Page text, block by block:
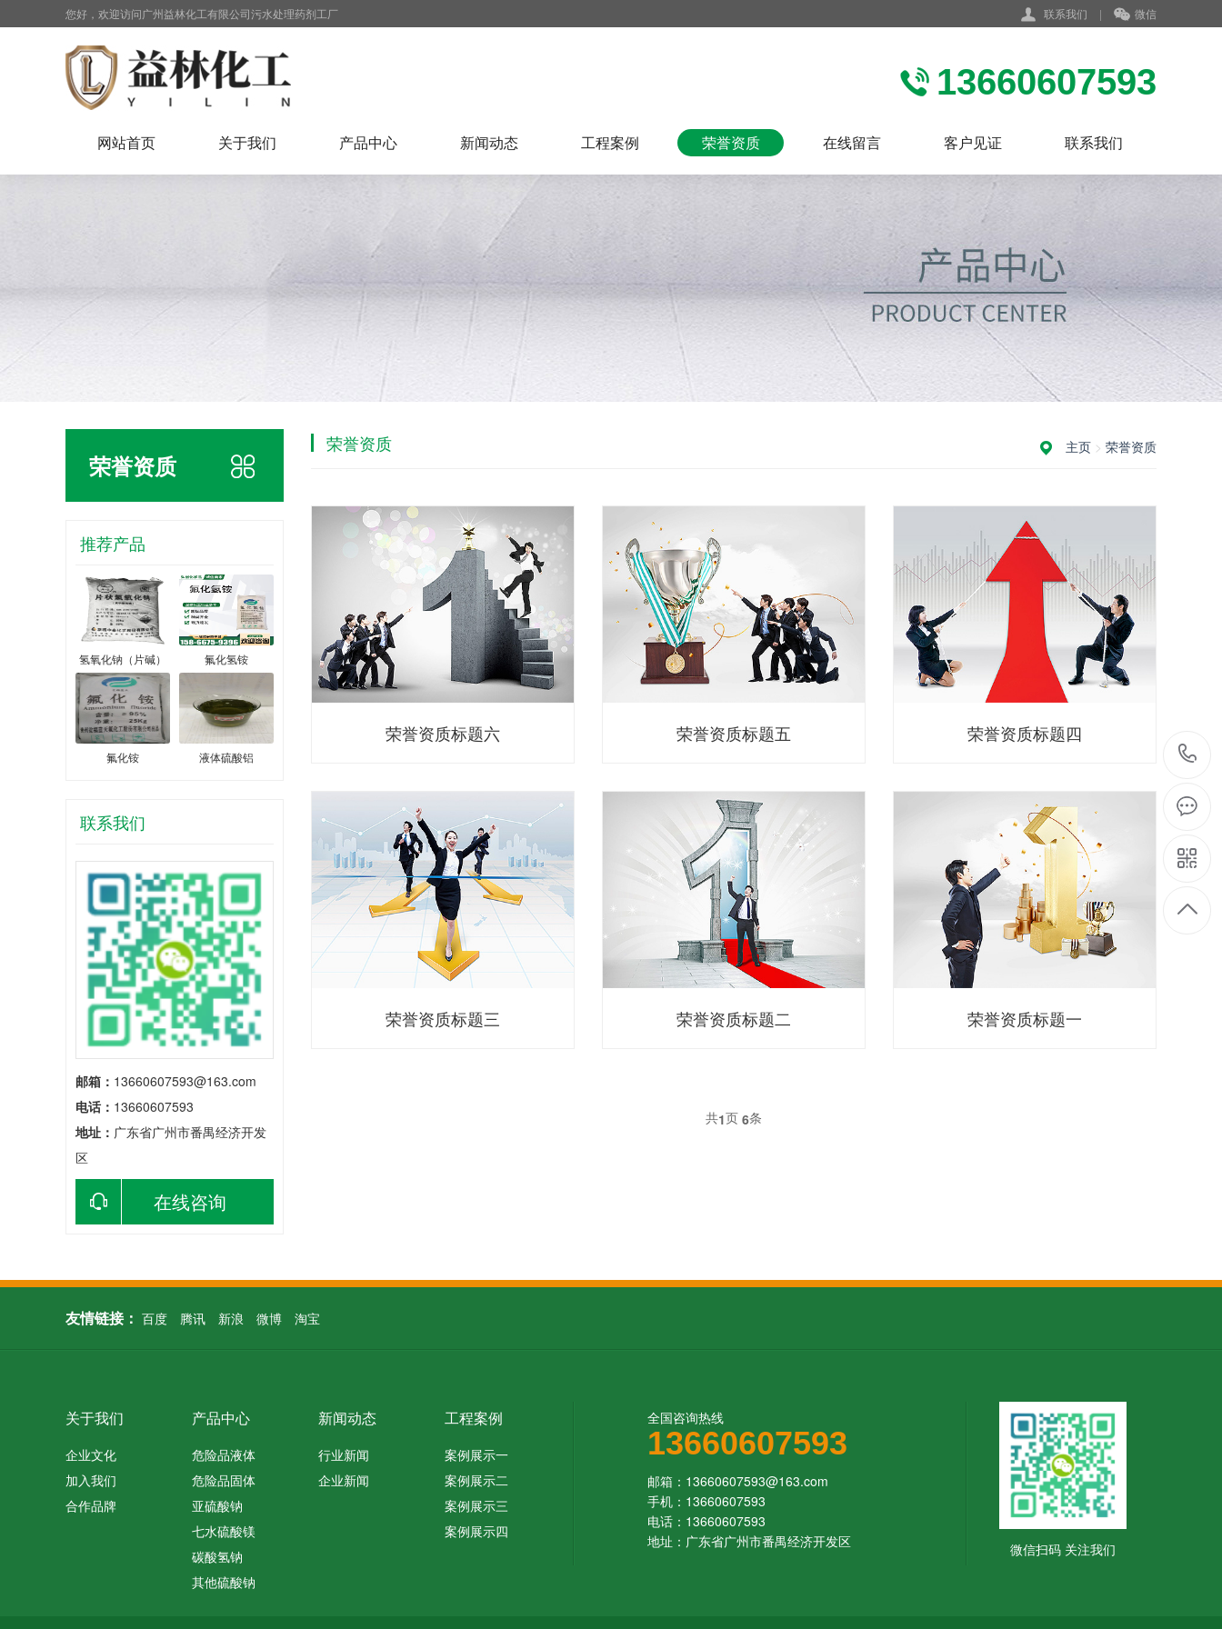
联系我们 | 微信
您好，欢迎访问广州益林化工有限公司污水处理药剂工厂
13660607593
网站首页 关于我们 产品中心 新闻动态 工程案例 荣誉资质 在线留言 客户见证 联系我们
荣誉资质
推荐产品
氢氧化钠（片碱） 氟化氢铵
氟化铵 液体硫酸铝
联系我们
邮箱： 13660607593@163.com
电话： 13660607593
地址： 广东省广州市番禺经济开发
区
在线咨询
主页 > 荣誉资质
荣誉资质
荣誉资质标题六 荣誉资质标题五 荣誉资质标题四
荣誉资质标题三 荣誉资质标题二 荣誉资质标题一
共1页 6条
友情链接： 百度 腾讯 新浪 微博 淘宝
关于我们
企业文化
加入我们
合作品牌
产品中心
危险品液体
危险品固体
亚硫酸钠
七水硫酸镁
碳酸氢钠
其他硫酸钠
新闻动态
行业新闻
企业新闻
工程案例
案例展示一
案例展示二
案例展示三
案例展示四
全国咨询热线
13660607593
邮箱：13660607593@163.com‬
手机：13660607593
电话：13660607593
地址：广东省广州市番禺经济开发区
微信扫码 关注我们